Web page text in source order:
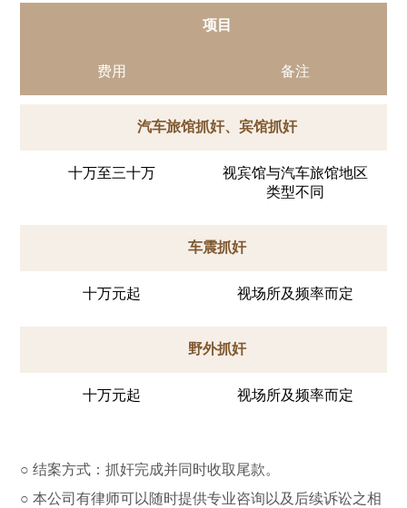
项目
费用 备注
汽车旅馆抓奸、宾馆抓奸
十万至三十万
视宾馆与汽车旅馆地区
类型不同
车震抓奸
十万元起 视场所及频率而定
野外抓奸
十万元起 视场所及频率而定
○ 结案方式：抓奸完成并同时收取尾款。
○ 本公司有律师可以随时提供专业咨询以及后续诉讼之相